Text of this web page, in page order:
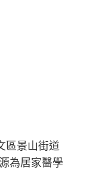
景山街道
為居家醫學